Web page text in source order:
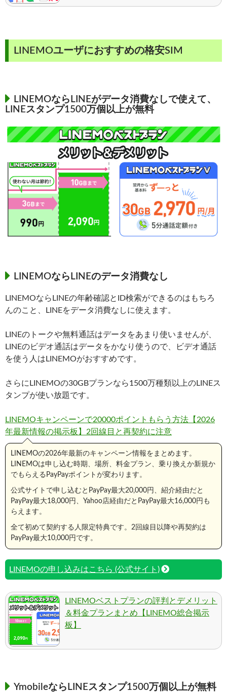
LINEMOユーザにおすすめの格安SIM
LINEMOならLINEがデータ消費なしで使えて、
LINEスタンプ1500万個以上が無料
LINEMOならLINEのデータ消費なし
LINEMOならLINEの年齢確認とID検索ができるのはもちろ
んのこと、LINEをデータ消費なしに使えます。
LINEのトークや無料通話はデータをあまり使いませんが、
LINEのビデオ通話はデータをかなり使うので、ビデオ通話
を使う人はLINEMOがおすすめです。
さらにLINEMOの30GBプランなら1500万種類以上のLINEス
タンプが使い放題です。
LINEMOキャンペーンで20000ポイントもらう方法【2026
年最新情報の掲示板】2回線目と再契約に注意
LINEMOの2026年最新のキャンペーン情報をまとめます。
LINEMOは申し込む時期、場所、料金プラン、乗り換えか新規か
でもらえるPayPayポイントが変わります。
公式サイトで申し込むとPayPay最大20,000円、紹介経由だと
PayPay最大18,000円、Yahoo店経由だとPayPay最大16,000円も
らえます。
全て初めて契約する人限定特典です。2回線目以降や再契約は
PayPay最大10,000円です。
LINEMOの申し込みはこちら (公式サイト)
LINEMOベストプランの評判とデメリット
＆料金プランまとめ【LINEMO総合掲示
板】
YmobileならLINEスタンプ1500万個以上が無料